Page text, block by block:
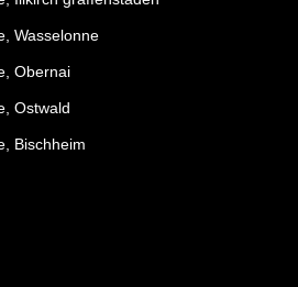
Wasselonne
Obernai
Ostwald
Bischheim